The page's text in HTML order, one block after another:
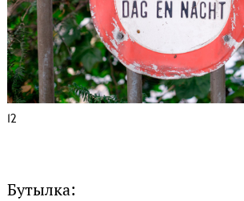
12
Бутылка: